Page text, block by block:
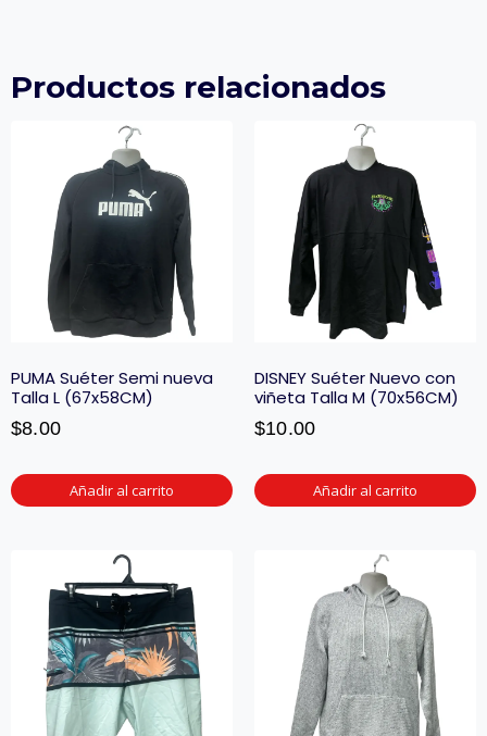
Productos relacionados
PUMA Suéter Semi nueva
Talla L (67x58CM)
$8.00
Añadir al carrito
DISNEY Suéter Nuevo con
viñeta Talla M (70x56CM)
$10.00
Añadir al carrito